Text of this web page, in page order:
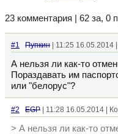
23 комментария | 62 за, 0
#1 Пупкин | 11:25 16.05.2014
А нельзя ли как-то
Пораздавать им
или "белорус"?
#2 EGP | 11:28 16.05.2014 |
> А нельзя ли как-то